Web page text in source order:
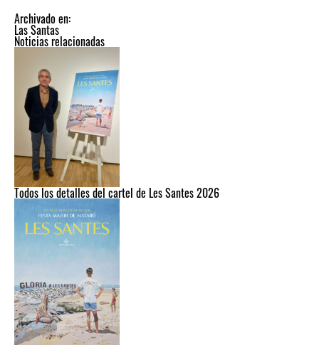
Noticias relacionadas
Todos los detalles del cartel de Les Santes 2026
Archivado en:
Las Santas